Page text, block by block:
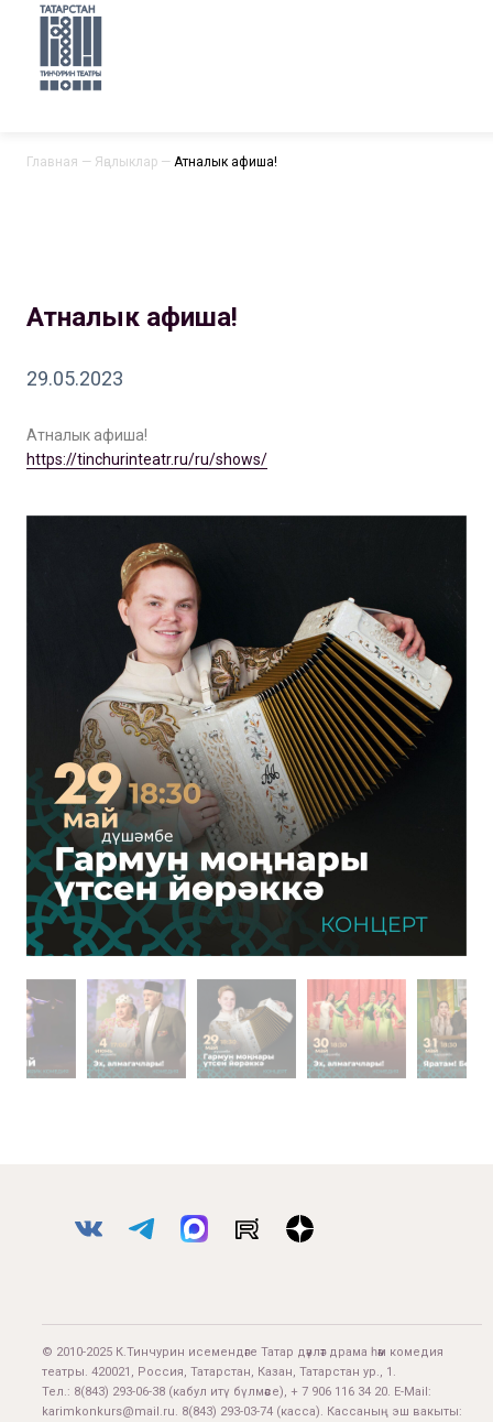
Главная — Яңалыклар — Атналык афиша!
Атналык афиша!
29.05.2023
Атналык афиша!
https://tinchurinteatr.ru/ru/shows/
© 2010-2025 К.Тинчурин исемендәге Татар дәүләт драма һәм комедия
театры. 420021, Россия, Татарстан, Казан, Татарстан ур., 1.
Тел.: 8(843) 293-06-38 (кабул итү бүлмәсе), + 7 906 116 34 20. E-Mail:
karimkonkurs@mail.ru. 8(843) 293-03-74 (касса). Кассаның эш вакыты: